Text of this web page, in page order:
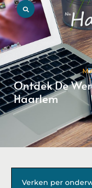
Ontdek De
Haarlem
Verken per